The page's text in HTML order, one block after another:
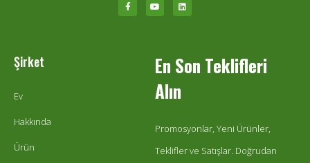
Şirket
Ev
Hakkında
Ürün
En Son Teklifleri
Alın
Promosyonlar, Yeni Ürünler,
Teklifler ve Satışlar. Doğrudan